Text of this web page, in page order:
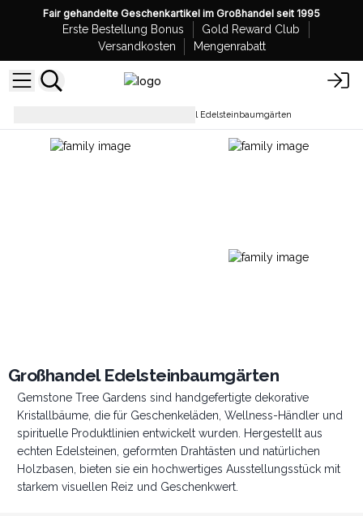
Fair gehandelte Geschenkartikel im Großhandel seit 1995
Erste Bestellung Bonus
Gold Reward Club
Versandkosten
Mengenrabatt
Großhandel Edelsteinbaumgärten
Großhandel Edelsteinbaumgärten
Gemstone Tree Gardens sind handgefertigte dekorative
Kristallbäume, die für Geschenkeläden, Wellness-Händler und
spirituelle Produktlinien entwickelt wurden. Hergestellt aus
echten Edelsteinen, geformten Drahtästen und natürlichen
Holzbasen, bieten sie ein hochwertiges Ausstellungsstück mit
starkem visuellen Reiz und Geschenkwert.